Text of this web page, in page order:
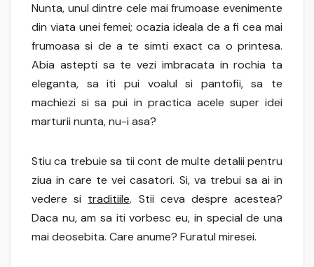
Nunta, unul dintre cele mai frumoase evenimente
din viata unei femei; ocazia ideala de a fi cea mai
frumoasa si de a te simti exact ca o printesa.
Abia astepti sa te vezi imbracata in rochia ta
eleganta, sa iti pui voalul si pantofii, sa te
machiezi si sa pui in practica acele super idei
marturii nunta, nu-i asa?
Stiu ca trebuie sa tii cont de multe detalii pentru
ziua in care te vei casatori. Si, va trebui sa ai in
vedere si traditiile. Stii ceva despre acestea?
Daca nu, am sa iti vorbesc eu, in special de una
mai deosebita. Care anume? Furatul miresei.